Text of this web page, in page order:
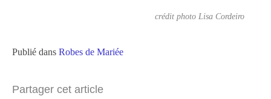
crédit photo Lisa Cordeiro
Publié dans Robes de Mariée
Partager cet article